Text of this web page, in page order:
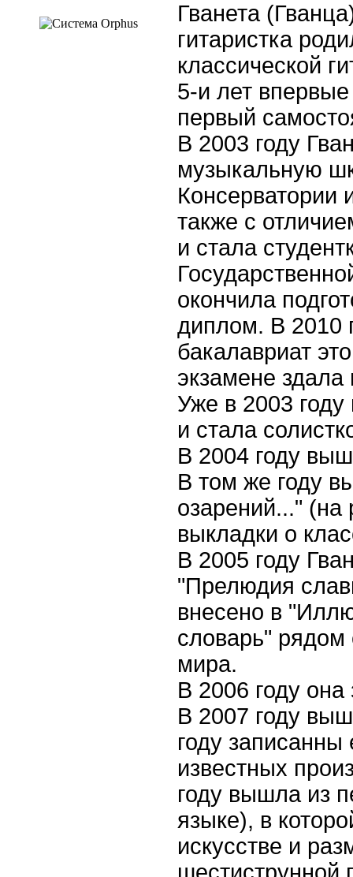
Гванета
гитаристка
классической
5-и лет
первый
В 2003 году
музыкальную
также с
и стала
окончила
диплом. В 2010
бакалавриат
экзамене здала
Уже в 2003
и стала
В 2004 году
В том же году
озарений..."
выкладки о
В 2005 году
"Прелюдия
внесено в
словарь" рядом
мира.
В 2006 году
В 2007 году
году
известных
году вышла из
языке), в
искусстве и